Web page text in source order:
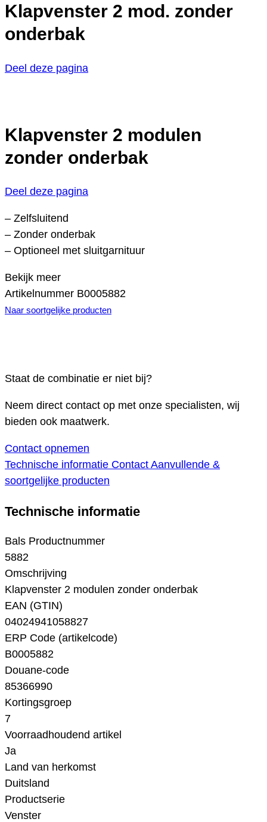
Klapvenster 2 mod. zonder
onderbak
Deel deze pagina
Klapvenster 2 modulen
zonder onderbak
Deel deze pagina
– Zelfsluitend
– Zonder onderbak
– Optioneel met sluitgarnituur
Bekijk meer
Artikelnummer B0005882
Naar soortgelijke producten
Staat de combinatie er niet bij?
Neem direct contact op met onze specialisten, wij
bieden ook maatwerk.
Contact opnemen
Technische informatie Contact Aanvullende &
soortgelijke producten
Technische informatie
Bals Productnummer
5882
Omschrijving
Klapvenster 2 modulen zonder onderbak
EAN (GTIN)
04024941058827
ERP Code (artikelcode)
B0005882
Douane-code
85366990
Kortingsgroep
7
Voorraadhoudend artikel
Ja
Land van herkomst
Duitsland
Productserie
Venster